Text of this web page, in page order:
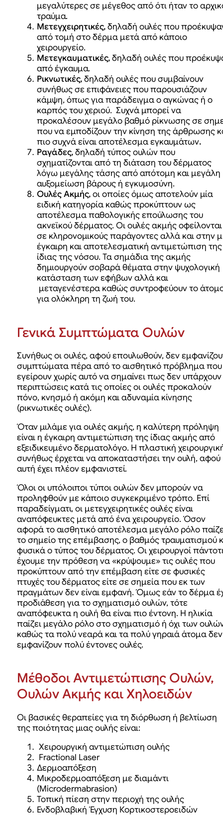
μεγαλύτερες σε μέγεθος από ότι ήταν το
τραύμα.
Μετεγχειρητικές,δηλαδή ουλές που
από τομή στο δέρμα μετά από κάποιο
χειρουργείο.
Μετεγκαυματικές,δηλαδή ουλές που
από έγκαυμα.
Ρικνωτικές,δηλαδή ουλές που συμβαίνουν
συνήθως σε επιφάνειες που παρουσιάζουν
κάμψη, όπως για παράδειγμα ο αγκώνας ή ο
καρπός του χεριού. Συχνά μπορεί να
προκαλέσουν μεγάλο βαθμό ρίκνωσης σε
που να εμποδίζουν την κίνηση της άρθρωσης
πιο συχνά είναι αποτέλεσμα εγκαυμάτων.
Ραγάδες,δηλαδή τύπος ουλών που
σχηματίζονται από τη διάταση του δέρματος
λόγω μεγάλης τάσης από απότομη και μεγάλη
αυξομείωση βάρους ή εγκυμοσύνη.
Ουλές Ακμής,οι οποίες όμως αποτελούν μία
ειδική κατηγορία καθώς προκύπτουν ως
αποτέλεσμα παθολογικής επούλωσης του
ακνεϊκού δέρματος. Οι ουλές ακμής οφείλονται
σε κληρονομικούς παράγοντες αλλά και στην
έγκαιρη και αποτελεσματική αντιμετώπιση της
ίδιας της νόσου. Τα σημάδια της ακμής
δημιουργούν σοβαρά θέματα στην ψυχολογική
κατάσταση των εφήβων αλλά και
μεταγενέστερα καθώς συντροφεύουν το
για ολόκληρη τη ζωή του.
Γενικά Συμπτώματα Ουλών
Συνήθως οι ουλές, αφού επουλωθούν, δεν
συμπτώματα πέρα από το αισθητικό πρόβλημα που
εγείρουν χωρίς αυτό να σημαίνει πως δεν υπάρχουν
περιπτώσεις κατά τις οποίες οι ουλές προκαλούν
πόνο, κνησμό ή ακόμη και αδυναμία κίνησης
(ρικνωτικές ουλές).
Όταν μιλάμε για ουλές ακμής, η καλύτερη πρόληψη
είναι η έγκαιρη αντιμετώπιση της ίδιας ακμής από
εξειδικευμένο δερματολόγο. Η πλαστική
συνήθως έρχεται να αποκαταστήσει την ουλή, αφού
αυτή έχει πλέον εμφανιστεί.
Όλοι οι υπόλοιποι τύποι ουλών δεν μπορούν να
προληφθούν με κάποιο συγκεκριμένο τρόπο. Επί
παραδείγματι, οι μετεγχειρητικές ουλές είναι
αναπόφευκτες μετά από ένα χειρουργείο. Όσον
αφορά το αισθητικό αποτέλεσμα μεγάλο ρόλο
το σημείο της επέμβασης, ο βαθμός τραυματισμού
φυσικά ο τύπος του δέρματος. Οι χειρουργοί
έχουμε την πρόθεση να «κρύψουμε» τις ουλές που
προκύπτουν από την επέμβαση είτε σε φυσικές
πτυχές του δέρματος είτε σε σημεία που εκ των
πραγμάτων δεν είναι εμφανή. Όμως εάν το δέρμα
προδιάθεση για το σχηματισμό ουλών, τότε
αναπόφευκτα η ουλή θα είναι πιο έντονη. Η ηλικία
παίζει μεγάλο ρόλο στο σχηματισμό ή όχι των
καθώς τα πολύ νεαρά και τα πολύ γηραιά άτομα δεν
εμφανίζουν πολύ έντονες ουλές.
Μέθοδοι Αντιμετώπισης Ουλών,
Ουλών Ακμής και Χηλοειδών
Οι βασικές θεραπείες για τη διόρθωση ή βελτίωση
της ποιότητας μιας ουλής είναι:
Χειρουργική αντιμετώπιση ουλής
Fractional Laser
Δερμοαπόξεση
Μικροδερμοαπόξεση με διαμάντι
(Μicrodermabrasion)
Τοπική πίεση στην περιοχή της ουλής
Ενδοβλαβική Έγχυση Κορτικοστεροειδών